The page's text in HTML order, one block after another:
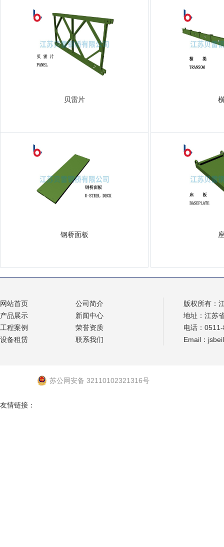
贝雷片
钢桥面板
网站首页
公司简介
产品展示
新闻中心
工程案例
荣誉资质
设备租赁
联系我们
版权所有：
地址：江苏
电话：
Email：
苏公网安备 32110102321316号
友情链接：